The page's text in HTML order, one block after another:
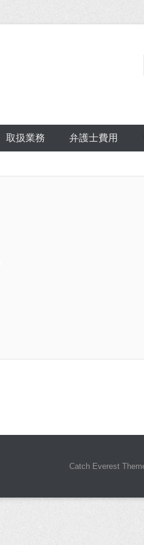
取扱業務 弁護士費用
Catch Everest